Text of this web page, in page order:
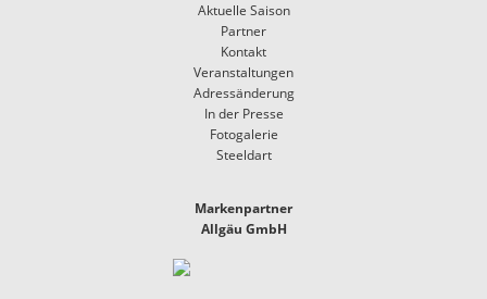
Aktuelle Saison
Partner
Kontakt
Veranstaltungen
Adressänderung
In der Presse
Fotogalerie
Steeldart
Markenpartner
Allgäu GmbH